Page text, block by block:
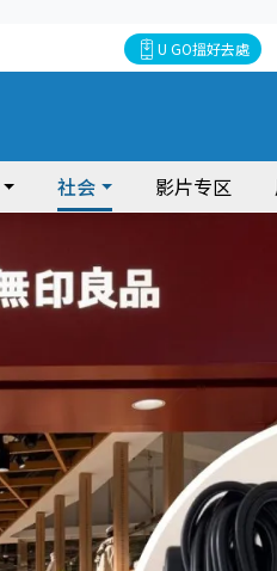
U GO搵好去處
社会 影片专区